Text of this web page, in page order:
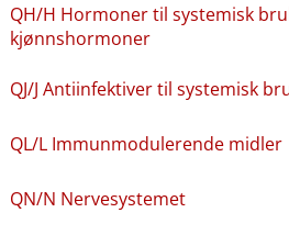
QH​/​H Hormoner til systemisk
kjønnshormoner
QJ​/​J Antiinfektiver til systemisk
QL​/​L Immunmodulerende midler
QN​/​N Nervesystemet